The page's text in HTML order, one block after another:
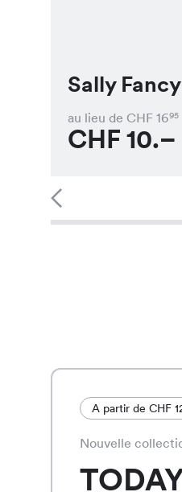
Sally
au lieu de CHF 1695
CHF 10.–
A partir de CHF
Nouvelle